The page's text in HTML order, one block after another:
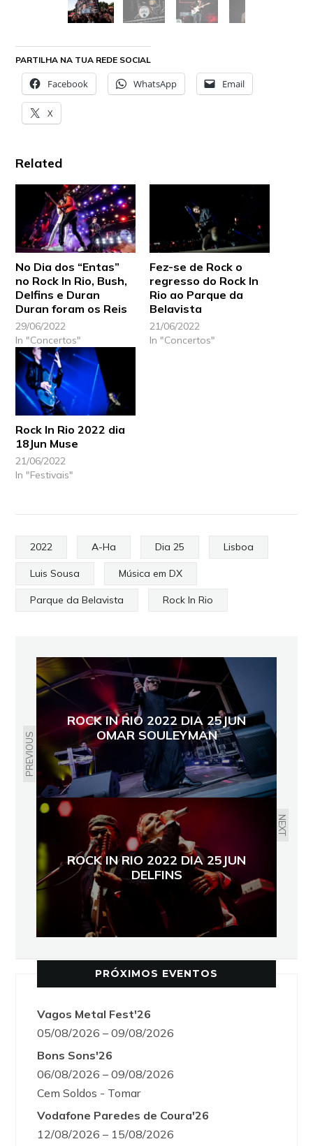
PARTILHA NA TUA REDE SOCIAL
Facebook WhatsApp Email
X
Related
No Dia dos “Entas”
no Rock In Rio, Bush,
Delfins e Duran
Duran foram os Reis
29/06/2022
In "Concertos"
Fez-se de Rock o
regresso do Rock In
Rio ao Parque da
Belavista
21/06/2022
In "Concertos"
Rock In Rio 2022 dia
18Jun Muse
21/06/2022
In "Festivais"
2022 A-Ha Dia 25 Lisboa
Luis Sousa Música em DX
Parque da Belavista Rock In Rio
PREVIOUS
ROCK IN RIO 2022 DIA 25JUN
OMAR SOULEYMAN
NEXT
ROCK IN RIO 2022 DIA 25JUN
DELFINS
PRÓXIMOS EVENTOS
Vagos Metal Fest'26
05/08/2026 – 09/08/2026
Bons Sons'26
06/08/2026 – 09/08/2026
Cem Soldos - Tomar
Vodafone Paredes de Coura'26
12/08/2026 – 15/08/2026